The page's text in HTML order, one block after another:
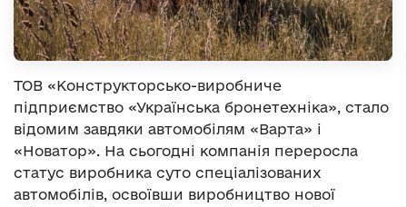
ТОВ «Конструкторсько-виробниче
підприємство «Українська бронетехніка», стало
відомим завдяки автомобілям «Варта» і
«Новатор». На сьогодні компанія переросла
статус виробника суто спеціалізованих
автомобілів, освоївши виробництво нової